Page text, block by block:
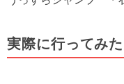
実際に行ってみた